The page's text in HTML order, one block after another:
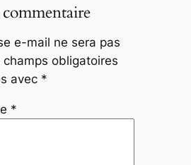
e-mail ne sera pas
champs obligatoires
avec *
*